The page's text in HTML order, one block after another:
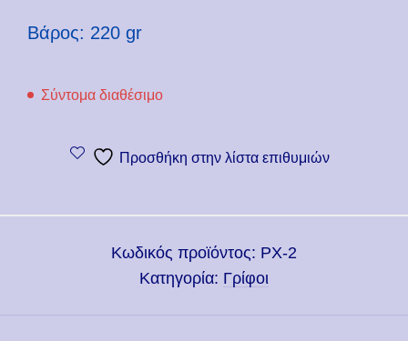
Βάρος: 220 gr
Σύντομα διαθέσιμο
Προσθήκη στην λίστα επιθυμιών
Κωδικός προϊόντος: PX-2
Κατηγορία: Γρίφοι